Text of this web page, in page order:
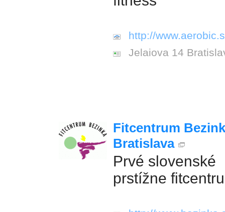
http://
Jelaiova 14
Fitcentrum
Bratislava
Prvé slovenské
prstížne